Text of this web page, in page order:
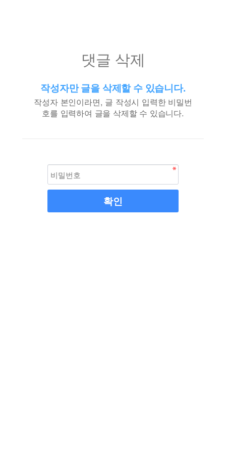
댓글 삭제
작성자만 글을 삭제할 수 있습니다.
작성자 본인이라면, 글 작성시 입력한 비밀번
호를 입력하여 글을 삭제할 수 있습니다.